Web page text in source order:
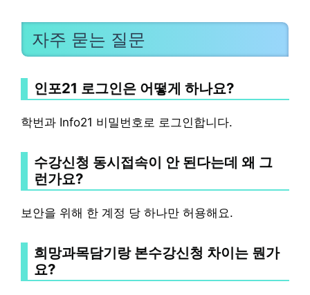
자주 묻는 질문
인포21 로그인은 어떻게 하나요?
학번과 Info21 비밀번호로 로그인합니다.
수강신청 동시접속이 안 된다는데 왜 그
런가요?
보안을 위해 한 계정 당 하나만 허용해요.
희망과목담기랑 본수강신청 차이는 뭔가
요?